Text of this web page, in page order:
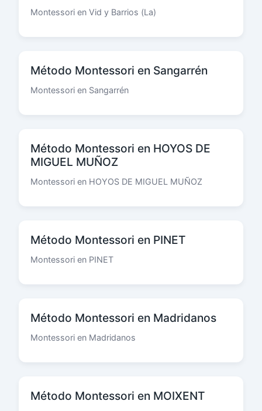
Montessori en Vid y Barrios (La)
Método Montessori en Sangarrén
Montessori en Sangarrén
Método Montessori en HOYOS DE
MIGUEL MUÑOZ
Montessori en HOYOS DE MIGUEL MUÑOZ
Método Montessori en PINET
Montessori en PINET
Método Montessori en Madridanos
Montessori en Madridanos
Método Montessori en MOIXENT